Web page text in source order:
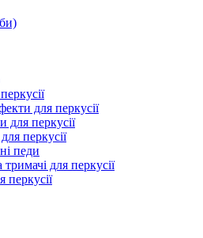
для перкусії
для перкусії
перкусії
педи
для перкусії
перкусії